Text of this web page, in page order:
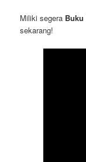
Miliki segera Buku
sekarang!